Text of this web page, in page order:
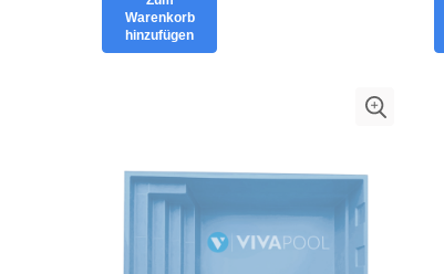
Warenkorb
hinzufügen